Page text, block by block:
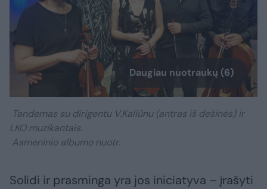
Daugiau nuotraukų (6)
Tandemas su dirigentu V.Kaliūnu (antras iš dešinės) ir
LKO muzikantais.
Asmeninio albumo nuotr.
Solidi ir prasminga yra jos iniciatyva – įrašyti